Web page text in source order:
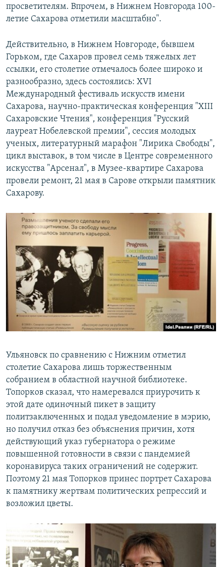
просветителям. Впрочем, в Нижнем Новгорода 100-
летие Сахарова отметили масштабно".
Действительно, в Нижнем Новгороде, бывшем
Горьком, где Сахаров провел семь тяжелых лет
ссылки, его столетие отмечалось более широко и
разнообразно, здесь состоялись: XVI
Международный фестиваль искусств имени
Сахарова, научно-практическая конференция "XIII
Сахаровские Чтения", конференция "Русский
лауреат Нобелевской премии", сессия молодых
ученых, литературный марафон "Лирика Свободы",
цикл выставок, в том числе в Центре современного
искусства "Арсенал", в Музее-квартире Сахарова
провели ремонт, 21 мая в Сарове открыли памятник
Сахарову.
Ульяновск по сравнению с Нижним отметил
столетие Сахарова лишь торжественным
собранием в областной научной библиотеке.
Топорков сказал, что намеревался приурочить к
этой дате одиночный пикет в защиту
политзаключенных и подал уведомление в мэрию,
но получил отказ без объяснения причин, хотя
действующий указ губернатора о режиме
повышенной готовности в связи с пандемией
коронавируса таких ограничений не содержит.
Поэтому 21 мая Топорков принес портрет Сахарова
к памятнику жертвам политических репрессий и
возложил цветы.